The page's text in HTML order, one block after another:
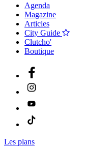
Agenda
Magazine
Articles
City Guide
Clutcho'
Boutique
Les plans